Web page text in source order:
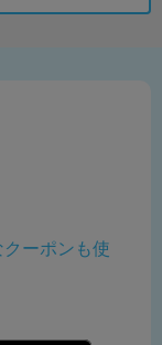
ーポンも使